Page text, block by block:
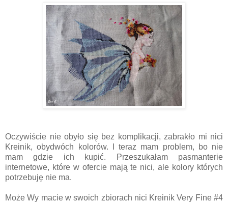
Oczywiście nie obyło się bez komplikacji, zabrakło mi nici
Kreinik, obydwóch kolorów. I teraz mam problem, bo nie
mam gdzie ich kupić. Przeszukałam pasmanterie
internetowe, które w ofercie mają te nici, ale kolory których
potrzebuję nie ma.
Może Wy macie w swoich zbiorach nici Kreinik Very Fine #4